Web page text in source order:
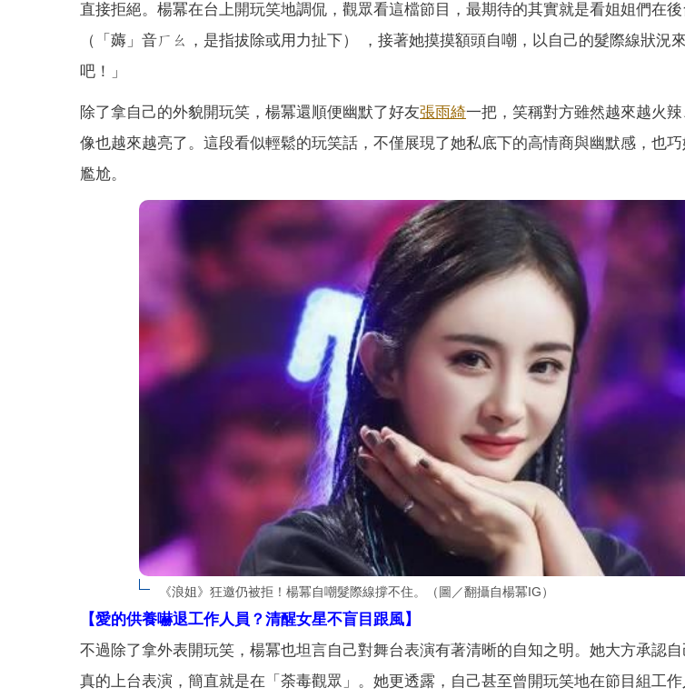
直接拒絕。楊冪在台上開玩笑地調侃，觀眾看這檔節目，最期待的其實就是看姐姐們在
（「薅」音ㄏㄠ，是指拔除或用力扯下） ，接著她摸摸額頭自嘲，以自己的髮際線狀況
吧！」
除了拿自己的外貌開玩笑，楊冪還順便幽默了好友張雨綺一把，笑稱對方雖然越來越火
像也越來越亮了。這段看似輕鬆的玩笑話，不僅展現了她私底下的高情商與幽默感，也
尷尬。
《浪姐》狂邀仍被拒！楊冪自嘲髮際線撐不住。（圖／翻攝自楊冪IG）
【愛的供養嚇退工作人員？清醒女星不盲目跟風】
不過除了拿外表開玩笑，楊冪也坦言自己對舞台表演有著清晰的自知之明。她大方承認
真的上台表演，簡直就是在「荼毒觀眾」。她更透露，自己甚至曾開玩笑地在節目組工